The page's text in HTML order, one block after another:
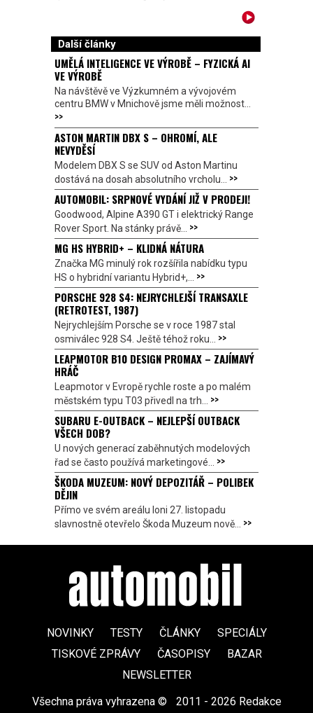
Další články
UMĚLÁ INTELIGENCE VE VÝROBĚ – FYZICKÁ AI
VE VÝROBĚ
Na návštěvě ve Výzkumném a vývojovém
centru BMW v Mnichově jsme měli možnost...
>>
ASTON MARTIN DBX S – OHROMÍ, ALE
NEVYDĚSÍ
Modelem DBX S se SUV od Aston Martinu
dostává na dosah absolutního vrcholu... >>
AUTOMOBIL: SRPNOVÉ VYDÁNÍ JIŽ V PRODEJI!
Goodwood, Alpine A390 GT i elektrický Range
Rover Sport. Na stánky právě... >>
MG HS HYBRID+ – KLIDNÁ NÁTURA
Značka MG minulý rok rozšířila nabídku typu
HS o hybridní variantu Hybrid+,... >>
PORSCHE 928 S4: NEJRYCHLEJŠÍ TRANSAXLE
(RETROTEST, 1987)
Nejrychlejším Porsche se v roce 1987 stal
osmiválec 928 S4. Ještě téhož roku... >>
LEAPMOTOR B10 DESIGN PROMAX – ZAJÍMAVÝ
HRÁČ
Leapmotor v Evropě rychle roste a po malém
městském typu T03 přivedl na trh... >>
SUBARU E-OUTBACK – NEJLEPŠÍ OUTBACK
VŠECH DOB?
U nových generací zaběhnutých modelových
řad se často používá marketingové... >>
ŠKODA MUZEUM: NOVÝ DEPOZITÁŘ – POLIBEK
DĚJIN
Přímo ve svém areálu loni 27. listopadu
slavnostně otevřelo Škoda Muzeum nově... >>
NOVINKY TESTY ČLÁNKY
SPECIÁLY
TISKOVÉ ZPRÁVY
ČASOPISY
BAZAR
NEWSLETTER
Všechna práva vyhrazena ©
2011 - 2026 Redakce